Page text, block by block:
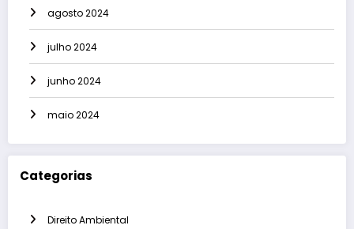
agosto 2024
julho 2024
junho 2024
maio 2024
Categorias
Direito Ambiental